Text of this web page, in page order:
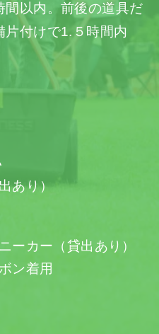
間以内。前後の道具だ
片付けで1.５時間内
あり）
ーカー（貸出あり）
ン着用